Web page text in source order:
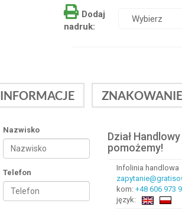
Dodaj
nadruk:
INFORMACJE ZNAKOWANIE
Nazwisko
Telefon
Dział
pomożemy!
Infolinia handlowa
kom:+48 606 973
język: